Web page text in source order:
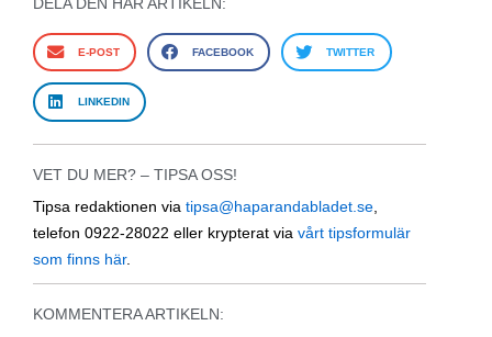
DELA DEN HÄR ARTIKELN:
E-POST FACEBOOK TWITTER
LINKEDIN
VET DU MER? – TIPSA OSS!
Tipsa redaktionen via tipsa@haparandabladet.se
telefon 0922-28022 eller krypterat via vårt tipsformulär
som finns här.
KOMMENTERA ARTIKELN: